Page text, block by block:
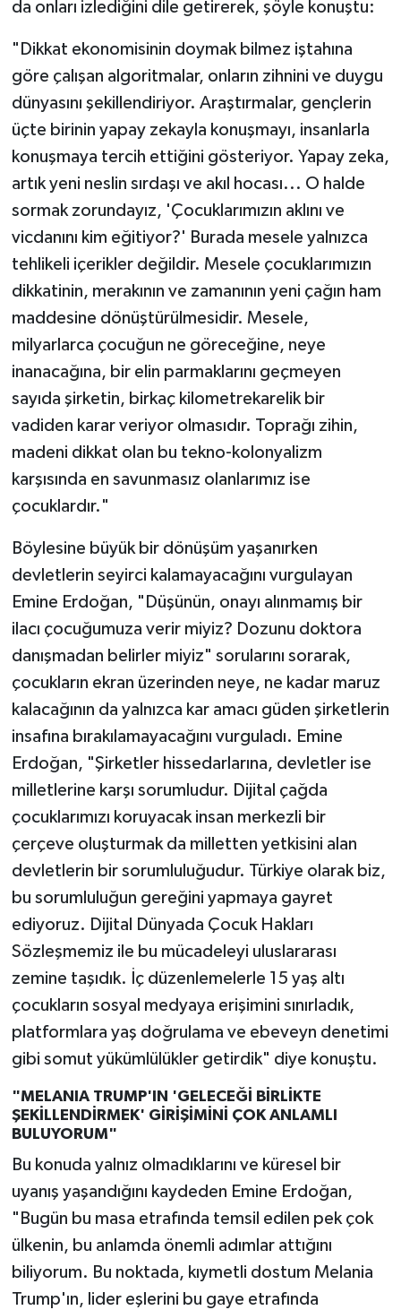
da onları izlediğini dile getirerek, şöyle konuştu:
"Dikkat ekonomisinin doymak bilmez iştahına
göre çalışan algoritmalar, onların zihnini ve duygu
dünyasını şekillendiriyor. Araştırmalar, gençlerin
üçte birinin yapay zekayla konuşmayı, insanlarla
konuşmaya tercih ettiğini gösteriyor. Yapay zeka,
artık yeni neslin sırdaşı ve akıl hocası... O halde
sormak zorundayız, 'Çocuklarımızın aklını ve
vicdanını kim eğitiyor?' Burada mesele yalnızca
tehlikeli içerikler değildir. Mesele çocuklarımızın
dikkatinin, merakının ve zamanının yeni çağın ham
maddesine dönüştürülmesidir. Mesele,
milyarlarca çocuğun ne göreceğine, neye
inanacağına, bir elin parmaklarını geçmeyen
sayıda şirketin, birkaç kilometrekarelik bir
vadiden karar veriyor olmasıdır. Toprağı zihin,
madeni dikkat olan bu tekno-kolonyalizm
karşısında en savunmasız olanlarımız ise
çocuklardır."
Böylesine büyük bir dönüşüm yaşanırken
devletlerin seyirci kalamayacağını vurgulayan
Emine Erdoğan, "Düşünün, onayı alınmamış bir
ilacı çocuğumuza verir miyiz? Dozunu doktora
danışmadan belirler miyiz" sorularını sorarak,
çocukların ekran üzerinden neye, ne kadar maruz
kalacağının da yalnızca kar amacı güden şirketlerin
insafına bırakılamayacağını vurguladı. Emine
Erdoğan, "Şirketler hissedarlarına, devletler ise
milletlerine karşı sorumludur. Dijital çağda
çocuklarımızı koruyacak insan merkezli bir
çerçeve oluşturmak da milletten yetkisini alan
devletlerin bir sorumluluğudur. Türkiye olarak biz,
bu sorumluluğun gereğini yapmaya gayret
ediyoruz. Dijital Dünyada Çocuk Hakları
Sözleşmemiz ile bu mücadeleyi uluslararası
zemine taşıdık. İç düzenlemelerle 15 yaş altı
çocukların sosyal medyaya erişimini sınırladık,
platformlara yaş doğrulama ve ebeveyn denetimi
gibi somut yükümlülükler getirdik" diye konuştu.
"MELANIA TRUMP'IN 'GELECEĞİ BİRLİKTE
ŞEKİLLENDİRMEK' GİRİŞİMİNİ ÇOK ANLAMLI
BULUYORUM"
Bu konuda yalnız olmadıklarını ve küresel bir
uyanış yaşandığını kaydeden Emine Erdoğan,
"Bugün bu masa etrafında temsil edilen pek çok
ülkenin, bu anlamda önemli adımlar attığını
biliyorum. Bu noktada, kıymetli dostum Melania
Trump'ın, lider eşlerini bu gaye etrafında